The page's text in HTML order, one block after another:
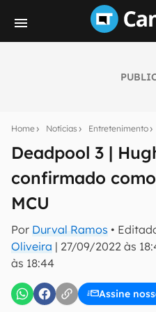
Home Notícias Entretenimento
Deadpool 3 |
confirmado
MCU
Por Durval Ramos •
Oliveira | 27/09/2022 às
às 18:44
Assine
notícias e reviews sobre
mão.
E-mail
Uso e Política de